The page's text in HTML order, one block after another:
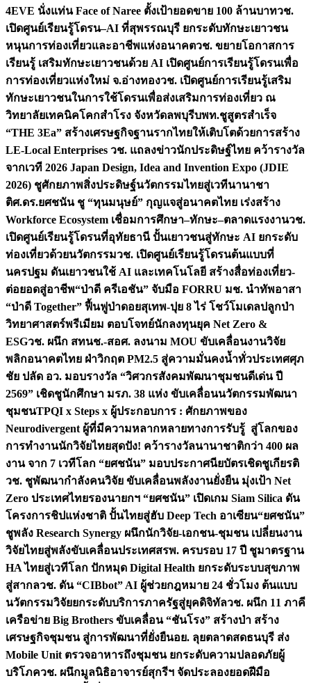
4EVE นั่งแท่น Face of Naree ตั้งเป้ายอดขาย 100 ล้านบาทวช.
เปิดศูนย์เรียนรู้โดรน–AI ที่สุพรรณบุรี ยกระดับทักษะเยาวชน
หนุนการท่องเที่ยวและอาชีพแห่งอนาคตวช. ขยายโอกาสการ
เรียนรู้ เสริมทักษะเยาวชนด้วย AI เปิดศูนย์การเรียนรู้โดรนเพื่อ
การท่องเที่ยวแห่งใหม่ จ.อ่างทองวช. เปิดศูนย์การเรียนรู้เสริม
ทักษะเยาวชนในการใช้โดรนเพื่อส่งเสริมการท่องเที่ยว ณ
วิทยาลัยเทคนิคโคกสำโรง จังหวัดลพบุรีบพท.ชูสูตรสำเร็จ
“THE 3Ea” สร้างเศรษฐกิจฐานรากไทยให้เติบโตด้วยการสร้าง
LE-Local Enterprises วช. แถลงข่าวนักประดิษฐ์ไทย คว้ารางวัล
จากเวที 2026 Japan Design, Idea and Invention Expo (JDIE
2026) ชูศักยภาพสิ่งประดิษฐ์นวัตกรรมไทยสู่เวทีนานาชา
ติศ.ดร.ยศชนัน ชู “ทุนมนุษย์” กุญแจสู่อนาคตไทย เร่งสร้าง
Workforce Ecosystem เชื่อมการศึกษา–ทักษะ–ตลาดแรงงานวช.
เปิดศูนย์เรียนรู้โดรนที่อุทัยธานี ปั้นเยาวชนสู่ทักษะ AI ยกระดับ
ท่องเที่ยวด้วยนวัตกรรมวช. เปิดศูนย์เรียนรู้โดรนต้นแบบที่
นครปฐม ดันเยาวชนใช้ AI และเทคโนโลยี สร้างสื่อท่องเที่ยว-
ต่อยอดสู่อาชีพ“ป่าดี ครีเอชัน” จับมือ FORRU มช. นำทัพอาสา
“ป่าดี Together” ฟื้นฟูป่าดอยสุเทพ-ปุย 8 ไร่ โชว์โมเดลปลูกป่า
วิทยาศาสตร์พรีเมียม ตอบโจทย์นักลงทุนยุค Net Zero &
ESGวช. ผนึก สทนช.-สอศ. ลงนาม MOU ขับเคลื่อนงานวิจัย
พลิกอนาคตไทย ฝ่าวิกฤต PM2.5 สู่ความมั่นคงน้ำทั่วประเทศศุภ
ชัย ปลัด อว. มอบรางวัล “วิศวกรสังคมพัฒนาชุมชนดีเด่น ปี
2569” เชิดชูนักศึกษา มรภ. 38 แห่ง ขับเคลื่อนนวัตกรรมพัฒนา
ชุมชนTPQI x Steps x ผู้ประกอบการ : ศักยภาพของ
Neurodivergent ผู้ที่มีความหลากหลายทางการรับรู้ สู่โลกของ
การทำงานนักวิจัยไทยสุดปัง! คว้ารางวัลนานาชาติกว่า 400 ผล
งาน จาก 7 เวทีโลก “ยศชนัน” มอบประกาศนียบัตรเชิดชูเกียรติ
วช. ชูพัฒนากำลังคนวิจัย ขับเคลื่อนพลังงานยั่งยืน มุ่งเป้า Net
Zero ประเทศไทยรองนายกฯ “ยศชนัน” เปิดเกม Siam Silica ดัน
โครงการชิปแห่งชาติ ปั้นไทยสู่ฮับ Deep Tech อาเซียน“ยศชนัน”
ชูพลัง Research Synergy ผนึกนักวิจัย-เอกชน-ชุมชน เปลี่ยนงาน
วิจัยไทยสู่พลังขับเคลื่อนประเทศสรพ. ครบรอบ 17 ปี ชูมาตรฐาน
HA ไทยสู่เวทีโลก ปักหมุด Digital Health ยกระดับระบบสุขภาพ
สู่สากลวช. ดัน “CIBbot” AI ผู้ช่วยกฎหมาย 24 ชั่วโมง ต้นแบบ
นวัตกรรมวิจัยยกระดับบริการภาครัฐสู่ยุคดิจิทัลวช. ผนึก 11 ภาคี
เครือข่าย Big Brothers ขับเคลื่อน “ชันโรง” สร้างป่า สร้าง
เศรษฐกิจชุมชน สู่การพัฒนาที่ยั่งยืนอย. ลุยตลาดสดธนบุรี ส่ง
Mobile Unit ตรวจอาหารถึงชุมชน ยกระดับความปลอดภัยผู้
บริโภควช. ผนึกมูลนิธิอาจารย์สุกรีฯ จัดประลองยอดฝีมือ